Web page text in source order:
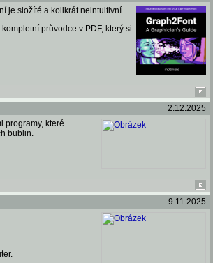
je složíté a kolikrát neintuitivní.
průvodce v PDF, který si
2.12.2025
programy, které
bublin.
9.11.2025